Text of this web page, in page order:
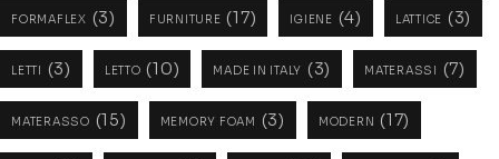
FORMAFLEX (3) FURNITURE (17) IGIENE (4) LATTICE (3)
LETTI (3) LETTO (10) MADE IN ITALY (3) MATERASSI (7)
MATERASSO (15) MEMORY FOAM (3) MODERN (17)